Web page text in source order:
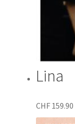
Lina
CHF159.90